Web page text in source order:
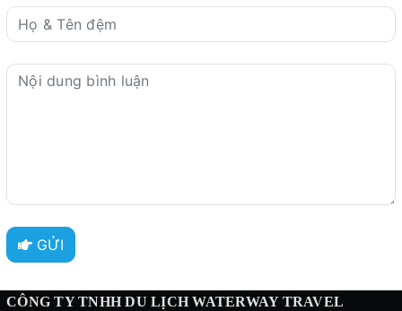
GỬI
CÔNG TY TNHH DU LỊCH WATERWAY TRAVEL